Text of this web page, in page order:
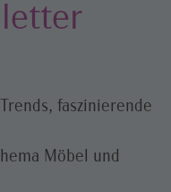
faszinierende
Möbel und